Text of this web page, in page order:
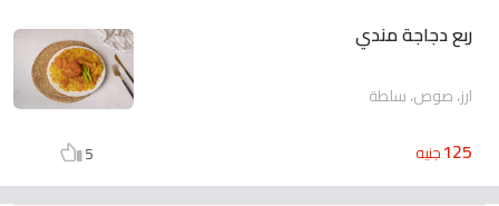
ربع دجاجة مندي
ارز، صوص، سلطة
125جنيه 5